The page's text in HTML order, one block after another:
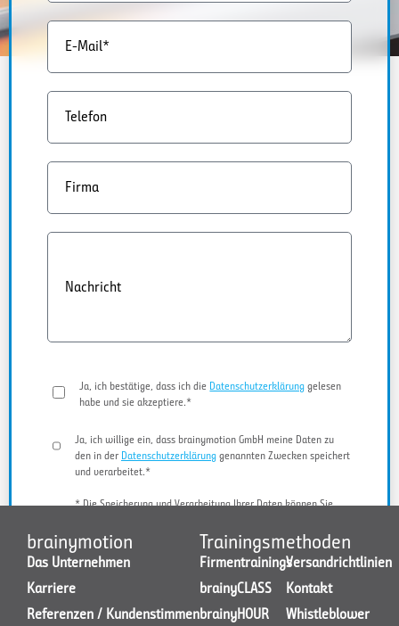
E-Mail*
Telefon
Firma
Nachricht
Ja, ich bestätige, dass ich die Datenschutzerklärung gelesen
habe und sie akzeptiere.*
Ja, ich willige ein, dass brainymotion GmbH meine Daten zu
den in der Datenschutzerklärung genannten Zwecken speichert
und verarbeitet.*
* Die Speicherung und Verarbeitung Ihrer Daten können Sie
JETZT KONTAKT AUFNEHMEN
brainymotion
Das Unternehmen
Karriere
Referenzen / Kundenstimmen
Trainingsmethoden
Firmentrainings
brainyCLASS
brainyHOUR
Versandrichtlinien
Kontakt
Whistleblower